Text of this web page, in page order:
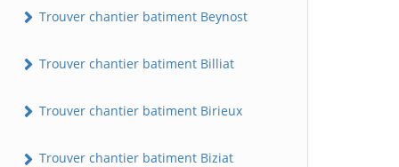
Trouver chantier batiment Beynost
Trouver chantier batiment Billiat
Trouver chantier batiment Birieux
Trouver chantier batiment Biziat